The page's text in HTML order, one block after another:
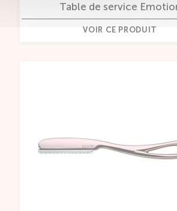
Table de service
VOIR CE PRODUIT